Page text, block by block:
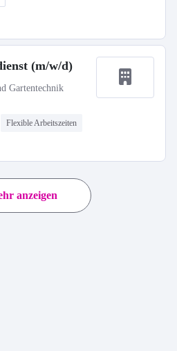
(m/w/d)
Gartentechnik
Flexible Arbeitszeiten
anzeigen